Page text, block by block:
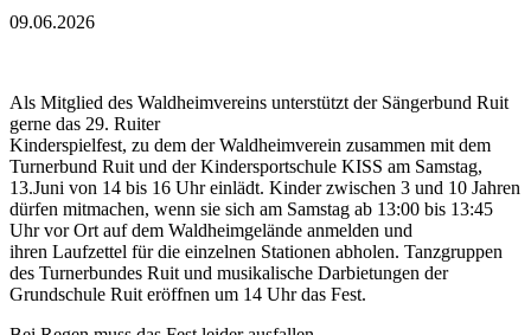
09.06.2026
Als Mitglied des Waldheimvereins unterstützt der Sängerbund Ruit
gerne das 29. Ruiter
Kinderspielfest, zu dem der Waldheimverein zusammen mit dem
Turnerbund Ruit und der Kindersportschule KISS am Samstag,
13.Juni von 14 bis 16 Uhr einlädt. Kinder zwischen 3 und 10 Jahren
dürfen mitmachen, wenn sie sich am Samstag ab 13:00 bis 13:45
Uhr vor Ort auf dem Waldheimgelände anmelden und
ihren Laufzettel für die einzelnen Stationen abholen. Tanzgruppen
des Turnerbundes Ruit und musikalische Darbietungen der
Grundschule Ruit eröffnen um 14 Uhr das Fest.